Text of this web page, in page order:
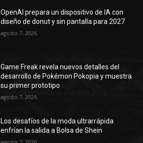
OpenAI prepara un dispositivo de IA con
diseño de donut y sin pantalla para 2027
agosto 7, 2026
Game Freak revela nuevos detalles del
desarrollo de Pokémon Pokopia y muestra
su primer prototipo
agosto 7, 2026
Los desafíos de la moda ultrarrápida
enfrían la salida a Bolsa de Shein